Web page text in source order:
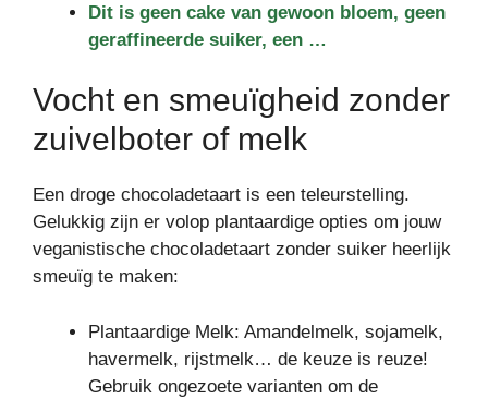
Dit is geen cake van gewoon bloem, geen
geraffineerde suiker, een …
Vocht en smeuïgheid zonder
zuivelboter of melk
Een droge chocoladetaart is een teleurstelling.
Gelukkig zijn er volop plantaardige opties om jouw
veganistische chocoladetaart zonder suiker heerlijk
smeuïg te maken:
Plantaardige Melk: Amandelmelk, sojamelk,
havermelk, rijstmelk… de keuze is reuze!
Gebruik ongezoete varianten om de